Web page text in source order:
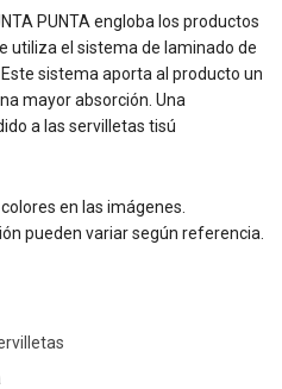
PUNTA engloba los productos
utiliza el sistema de laminado de
sistema aporta al producto un
mayor absorción. Una
a las servilletas tisú
en las imágenes.
pueden variar según referencia.